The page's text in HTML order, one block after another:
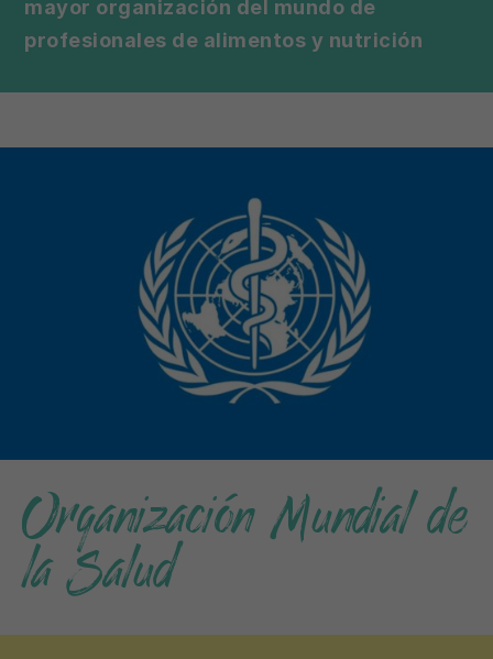
mayor organización del mundo de
profesionales de alimentos y nutrición
Organización Mundial de
la Salud